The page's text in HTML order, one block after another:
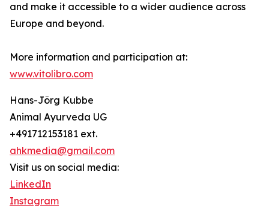
and make it accessible to a wider audience across
Europe and beyond.
More information and participation at:
www.vitolibro.com
Hans-Jörg Kubbe
Animal Ayurveda UG
+491712153181 ext.
ahkmedia@gmail.com
Visit us on social media:
LinkedIn
Instagram